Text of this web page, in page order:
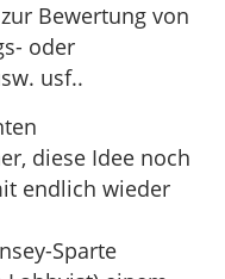
Bewertung von
oder
usf..
diese Idee noch
endlich wieder
Sparte